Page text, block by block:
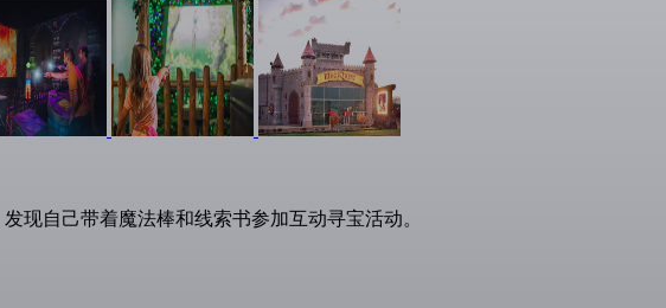
现自己带着魔法棒和线索书参加互动寻宝活动。